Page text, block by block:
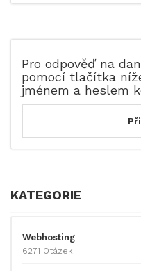
Pro odpověď na
pomocí tlačítka
jménem a heslem
KATEGORIE
Webhosting
6271 Otázek